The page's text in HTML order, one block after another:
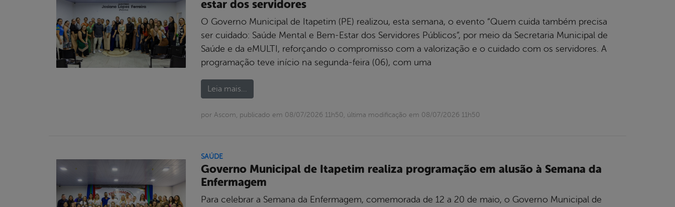
estar dos servidores
O Governo Municipal de Itapetim (PE) realizou, esta semana, o evento “Quem cuida também precisa
ser cuidado: Saúde Mental e Bem-Estar dos Servidores Públicos”, por meio da Secretaria Municipal de
Saúde e da eMULTI, reforçando o compromisso com a valorização e o cuidado com os servidores. A
programação teve início na segunda-feira (06), com uma
Leia mais...
por Ascom, publicado em 08/07/2026 11h50, última modificação em 08/07/2026 11h50
SAÚDE
Governo Municipal de Itapetim realiza programação em alusão à Semana da
Enfermagem
Para celebrar a Semana da Enfermagem, comemorada de 12 a 20 de maio, o Governo Municipal de